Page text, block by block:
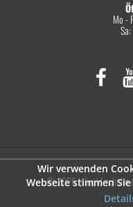
Wir verwenden
Webseite stimmen
Mo -
© 2026 leliveld-